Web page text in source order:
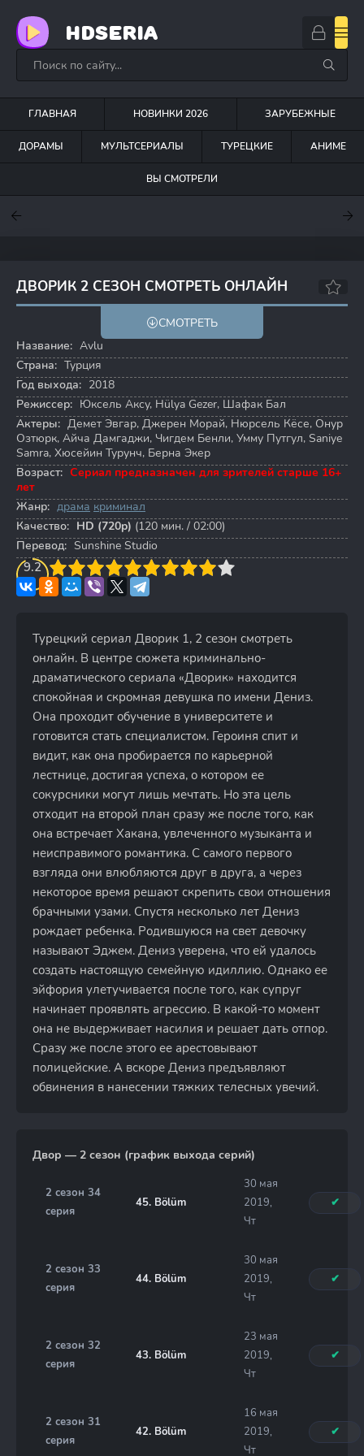
HDSERIA
ГЛАВНАЯ НОВИНКИ 2026 ЗАРУБЕЖНЫЕ
ДОРАМЫ МУЛЬТСЕРИАЛЫ ТУРЕЦКИЕ АНИМЕ
ВЫ СМОТРЕЛИ
ДВОРИК 2 СЕЗОН СМОТРЕТЬ ОНЛАЙН
7.3
СМОТРЕТЬ
Название: Avlu
Страна: Турция
Год выхода: 2018
Режиссер: Юксель Аксу, Hülya Gezer, Шафак Бал
Актеры: Демет Эвгар, Джерен Морай, Нюрсель Кёсе, Онур
Озтюрк, Айча Дамгаджи, Чигдем Бенли, Умму Путгул, Saniye
Samra, Хюсейин Турунч, Берна Экер
Возраст: Сериал предназначен для зрителей старше 16+
лет
Жанр: драма криминал
Качество: HD (720p) (120 мин. / 02:00)
Перевод: Sunshine Studio
9.2
4 5 6 7 8 9 10
Турецкий сериал Дворик 1, 2 сезон смотреть
онлайн. В центре сюжета криминально-
драматического сериала «Дворик» находится
спокойная и скромная девушка по имени Дениз.
Она проходит обучение в университете и
готовится стать специалистом. Героиня спит и
видит, как она пробирается по карьерной
лестнице, достигая успеха, о котором ее
сокурсники могут лишь мечтать. Но эта цель
отходит на второй план сразу же после того, как
она встречает Хакана, увлеченного музыканта и
неисправимого романтика. С самого первого
взгляда они влюбляются друг в друга, а через
некоторое время решают скрепить свои отношения
брачными узами. Спустя несколько лет Дениз
рождает ребенка. Родившуюся на свет девочку
называют Эджем. Дениз уверена, что ей удалось
создать настоящую семейную идиллию. Однако ее
эйфория улетучивается после того, как супруг
начинает проявлять агрессию. В какой-то момент
она не выдерживает насилия и решает дать отпор.
Сразу же после этого ее арестовывают
полицейские. А вскоре Дениз предъявляют
обвинения в нанесении тяжких телесных увечий.
Двор — 2 сезон (график выхода серий)
2 сезон 34
серия
45. Bölüm
30 мая
2019,
Чт
✔
2 сезон 33
серия
44. Bölüm
30 мая
2019,
Чт
✔
2 сезон 32
серия
43. Bölüm
23 мая
2019,
Чт
✔
2 сезон 31
серия
42. Bölüm
16 мая
2019,
Чт
✔